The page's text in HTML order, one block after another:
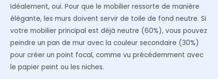
Idéalement, oui. Pour que le mobilier ressorte de manière
élégante, les murs doivent servir de toile de fond neutre. Si
votre mobilier principal est déjà neutre (60%), vous pouvez
peindre un pan de mur avec la couleur secondaire (30%)
pour créer un point focal, comme vu précédemment avec
le papier peint ou les niches.